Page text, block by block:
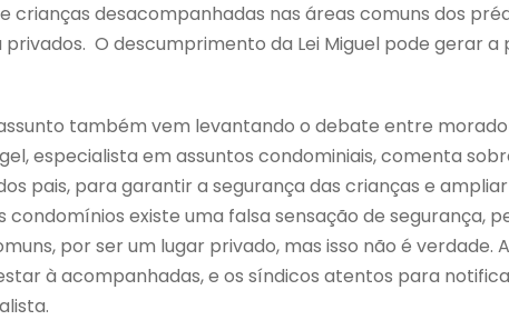
crianças desacompanhadas nas áreas comuns dos
O descumprimento da Lei Miguel pode gerar a
também vem levantando o debate entre
especialista em assuntos condominiais, comenta
pais, para garantir a segurança das crianças e
condomínios existe uma falsa sensação de segurança,
por ser um lugar privado, mas isso não é verdade.
à acompanhadas, e os síndicos atentos para